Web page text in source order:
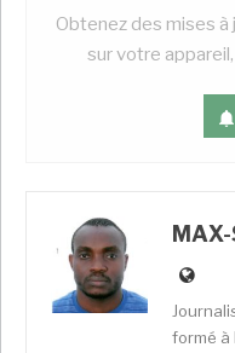
7,7 milliards F Cfa
avenant de la
30 milliards F Cfa
n’intègrent pas la
l’Ukraine
Obtenez des mises
sur votre
formé à